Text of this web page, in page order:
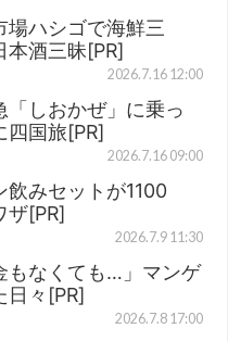
場ハシゴで海鮮三
本酒三昧[PR]
2026.7.16 12:00
「しおかぜ」に乗っ
四国旅[PR]
2026.7.16 09:00
飲みセットが1100
ザ[PR]
2026.7.9 11:30
もなくても…」マンゲ
日々[PR]
2026.7.8 17:00